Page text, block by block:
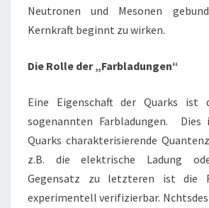
Neutronen und Mesonen
Kernkraft beginnt zu wirken.
Die Rolle der „Farbladungen“
Eine Eigenschaft der Quarks ist
sogenannten Farbladungen.
Quarks charakterisierende
z.B. die elektrische Ladung
Gegensatz zu letzteren ist die
experimentell verifizierbar.